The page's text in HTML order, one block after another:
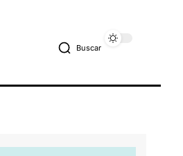
Buscar